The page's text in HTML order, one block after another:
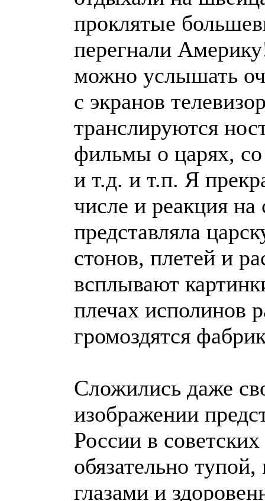
проклятые
перегнали
можно услышать
с экранов
транслируются
фильмы о царях, со
и т.д. и т.п. Я
числе и реакция на
представляла
стонов, плетей и
всплывают
плечах исполинов
громоздятся
Сложились даже
изображении
России в
обязательно
глазами и